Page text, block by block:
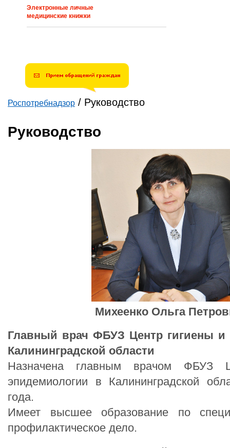
Электронные личные
медицинские книжки
Роспотребнадзор / Руководство
Руководство
Михеенко Ольга
Главный врач ФБУЗ Центр гигиены и
Калининградской области
Назначена главным врачом ФБУЗ
эпидемиологии в Калининградской
года.
Имеет высшее образование по
профилактическое дело.